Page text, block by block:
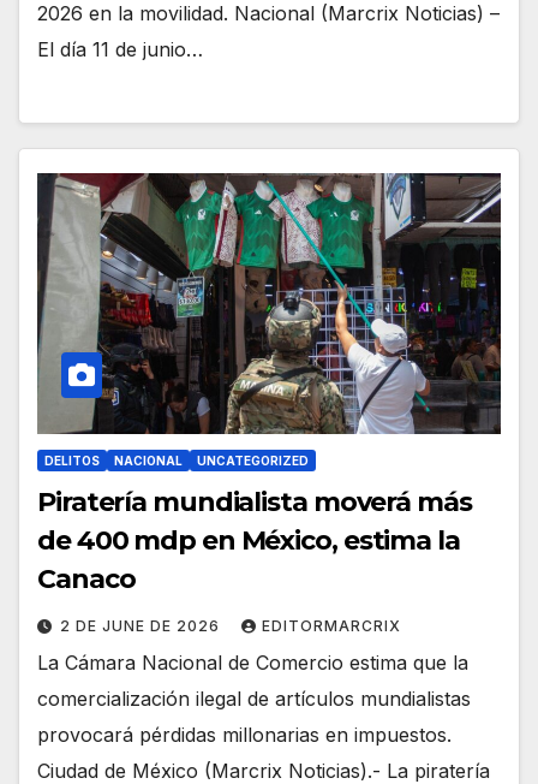
2026 en la movilidad. Nacional (Marcrix Noticias) –
El día 11 de junio…
DELITOS NACIONAL UNCATEGORIZED
Piratería mundialista moverá más
de 400 mdp en México, estima la
Canaco
2 DE JUNE DE 2026 EDITORMARCRIX
La Cámara Nacional de Comercio estima que la
comercialización ilegal de artículos mundialistas
provocará pérdidas millonarias en impuestos.
Ciudad de México (Marcrix Noticias).- La piratería